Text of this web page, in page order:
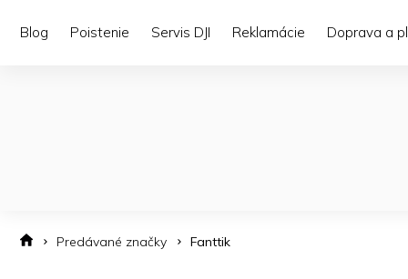
Blog Poistenie Servis DJI Reklamácie Doprava a
Predávané značky Fanttik